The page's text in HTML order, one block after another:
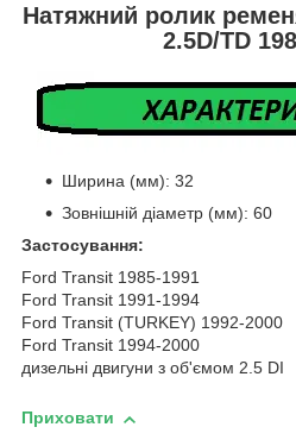
Натяжний ролик
2.5D/TD
Ширина (мм): 32
Зовнішній діаметр (мм): 60
Застосування:
Ford Transit 1985-1991
Ford Transit 1991-1994
Ford Transit (TURKEY) 1992-2000
Ford Transit 1994-2000
дизельні двигуни з об'ємом 2.5 DI
Приховати